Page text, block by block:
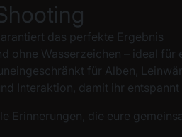
das perfekte Ergebnis
ohne Wasserzeichen – ideal
für Alben,
Interaktion, damit ihr
Erinnerungen, die eure